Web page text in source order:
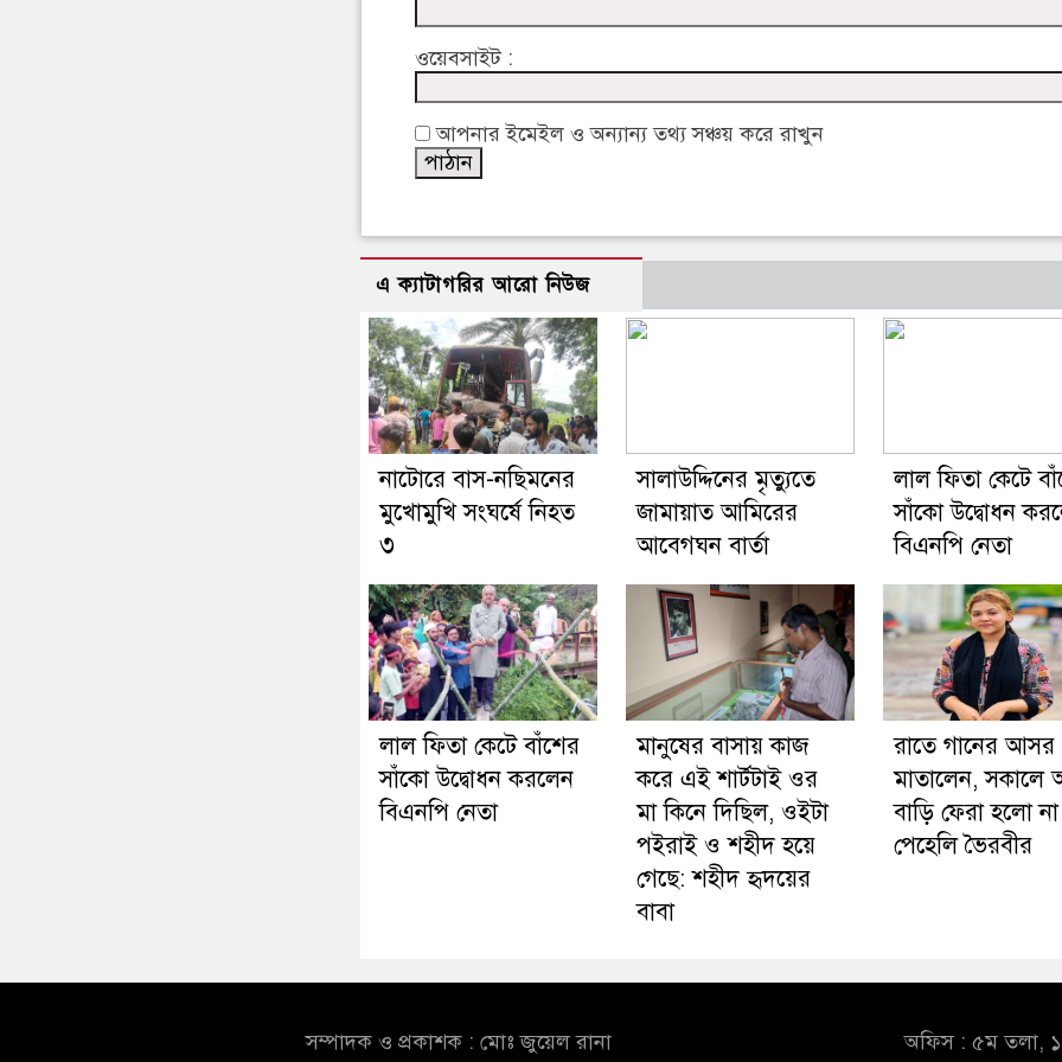
ওয়েবসাইট :
আপনার ইমেইল ও অন্যান্য তথ্য সঞ্চয় করে রাখুন
এ ক্যাটাগরির আরো নিউজ
নাটোরে বাস-নছিমনের
মুখোমুখি সংঘর্ষে নিহত
৩
সালাউদ্দিনের মৃত্যুতে
জামায়াত আমিরের
আবেগঘন বার্তা
লাল ফিতা কেটে
সাঁকো উদ্বোধন
বিএনপি নেতা
লাল ফিতা কেটে বাঁশের
সাঁকো উদ্বোধন করলেন
বিএনপি নেতা
মানুষের বাসায় কাজ
করে এই শার্টটাই ওর
মা কিনে দিছিল, ওইটা
পইরাই ও শহীদ হয়ে
গেছে: শহীদ হৃদয়ের
বাবা
রাতে গানের আসর
মাতালেন, সকালে
বাড়ি ফেরা হলো না
পেহেলি ভৈরবীর
সম্পাদক ও প্রকাশক : মোঃ জুয়েল রানা অফিস : ৫ম তলা,